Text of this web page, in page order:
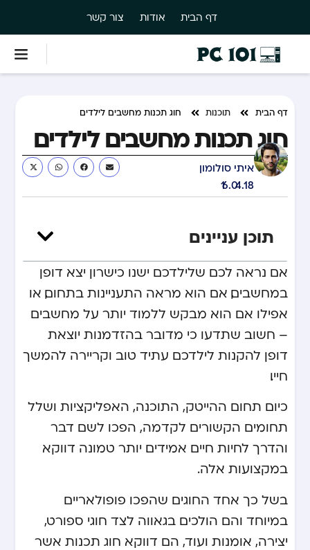
דף הבית אודות צור קשר
דף הבית תוכנות חוג תכנות מחשבים לילדים
חוג תכנות מחשבים לילדים
איתי סולומון
16.04.18
תוכן עניינים
אם נראה לכם שלילדכם ישנו כישרון יצא דופן
במחשבים, אם הוא מראה התעניינות בתחום, או
אפילו אם הוא מבקש ללמוד יותר על מחשבים
– חשוב שתדעו כי מדובר בהזדמנות יוצאת
דופן להקנות לילדכם עתיד טוב וקריירה להמשך
חייו.
כיום תחום ההייטק, התוכנה, האפליקציות ושלל
תחומים הקשורים לקדמה, הפכו לשם דבר
והדרך לחיות חיים אמידים יותר טמונה דווקא
במקצועות אלה.
בשל כך אחד החוגים שהפכו פופולאריים
במיוחד והם הולכים בגאווה לצד חוגי ספורט,
יצירה, אומנות ועוד, הם דווקא חוג תכנות אשר